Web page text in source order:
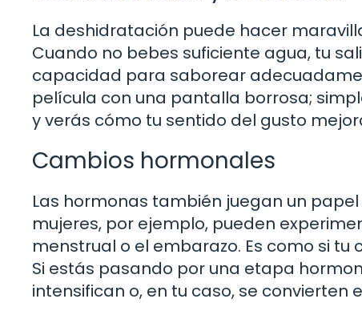
La deshidratación puede hacer
Cuando no bebes suficiente agua, tu
capacidad para saborear
película con una pantalla borrosa;
y verás cómo tu sentido del gusto
Cambios hormonales
Las hormonas también juegan un
mujeres, por ejemplo, pueden
menstrual o el embarazo. Es como si
Si estás pasando por una etapa
intensifican o, en tu caso, se convierten